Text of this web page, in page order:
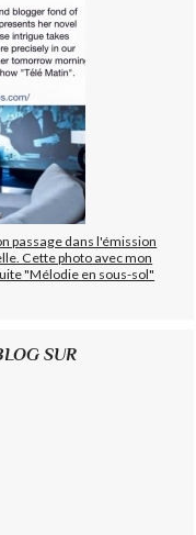
passage dans l'émission
Cette photo avec mon
"Mélodie en sous-sol"
SUR